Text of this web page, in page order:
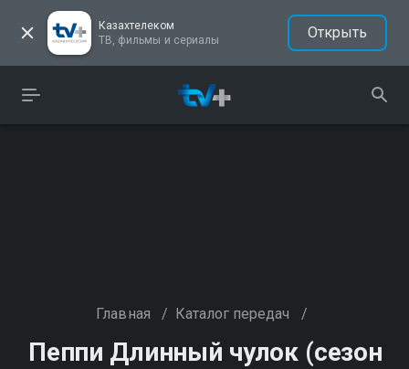
Казахтелеком
ТВ, фильмы и сериалы
Открыть
Главная / Каталог передач /
Пеппи Длинный чулок (сезон